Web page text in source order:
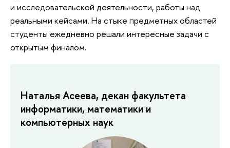
и исследовательской деятельности, работы над
реальными кейсами. На стыке предметных областей
студенты ежедневно решали интересные задачи с
открытым финалом.
Наталья Асеева, декан факультета
информатики, математики и
компьютерных наук